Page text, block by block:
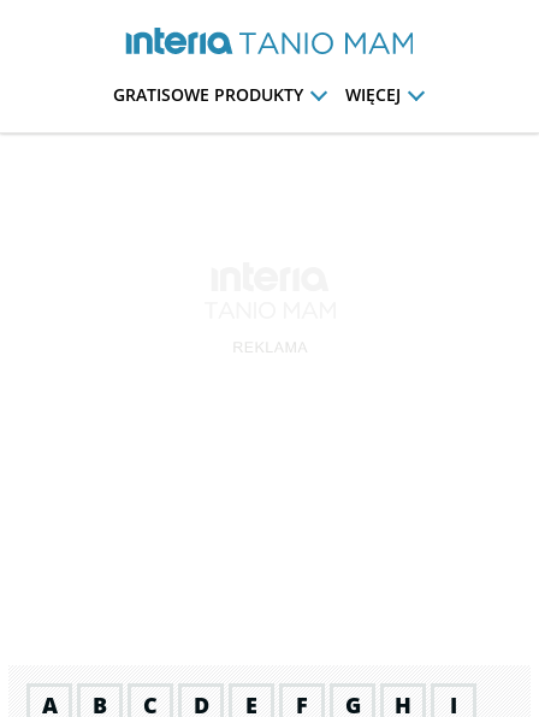
GRATISOWE PRODUKTY WIĘCEJ
A B C D E F G H
I